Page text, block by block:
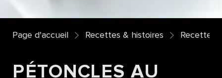
Page d'accueil Recettes & histoires Recettes
PÉTONCLES AU